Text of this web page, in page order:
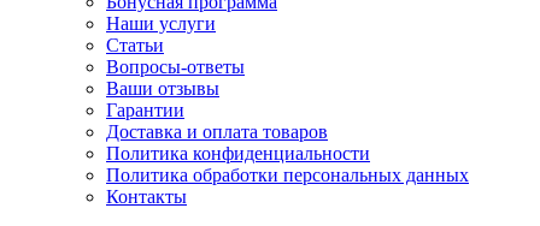
Наши услуги
Статьи
Вопросы-ответы
Ваши отзывы
Гарантии
Доставка и оплата товаров
Политика конфиденциальности
Политика обработки персональных данных
Контакты